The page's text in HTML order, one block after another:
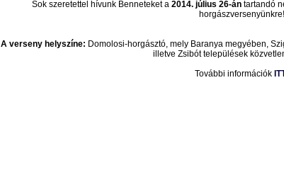
Sok szeretettel hívunk Benneteket a 2014. július 26-án tartandó
horgászversenyünkre!
A verseny helyszíne: Domolosi-horgásztó, mely Baranya megyében,
illetve Zsibót települések
További információk